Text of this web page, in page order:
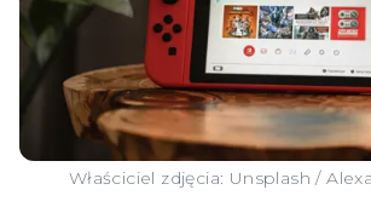
ARTYKUŁY
WSPARCIE
O NAS
Właściciel zdjęcia: Unsplash /